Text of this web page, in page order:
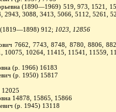
(1890—1969) 519, 973, 1521,
2943, 3088, 3413, 5066, 5112, 5261,
(1819—1898) 912; 1023, 12856
7662, 7743, 8748, 8780, 8806,
10075, 10264, 11415, 11541, 11559,
(р. 1966) 16183
(р. 1950) 15817
12025
14878, 15865, 15866
(р. 1945) 13118